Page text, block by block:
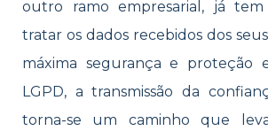
outro ramo empresarial, já
tratar os dados recebidos dos
máxima segurança e proteção
LGPD, a transmissão da
torna-se um caminho que